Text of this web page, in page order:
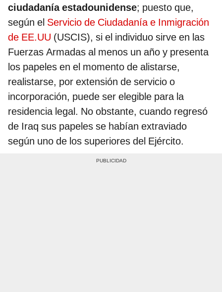
ciudadanía estadounidense; puesto que,
según el Servicio de Ciudadanía e Inmigración
de EE.UU (USCIS), si el individuo sirve en las
Fuerzas Armadas al menos un año y presenta
los papeles en el momento de alistarse,
realistarse, por extensión de servicio o
incorporación, puede ser elegible para la
residencia legal. No obstante, cuando regresó
de Iraq sus papeles se habían extraviado
según uno de los superiores del Ejército.